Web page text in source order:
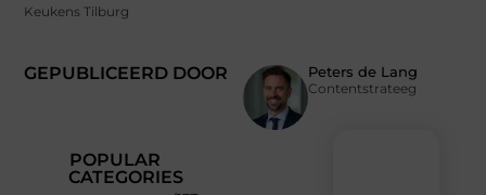
GEPUBLICEERD DOOR Peters de Lang
Contentstrateeg
Keukens Tilburg
POPULAR
CATEGORIES